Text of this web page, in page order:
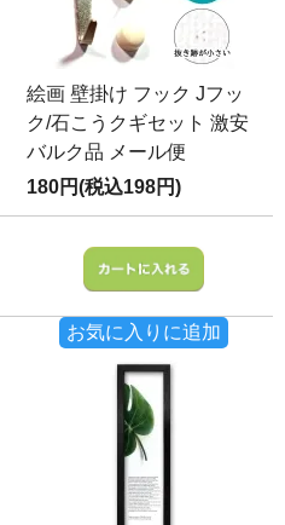
絵画 壁掛け フック Jフッ
ク/石こうクギセット 激安
バルク品 メール便
180円(税込198円)
お気に入りに追加